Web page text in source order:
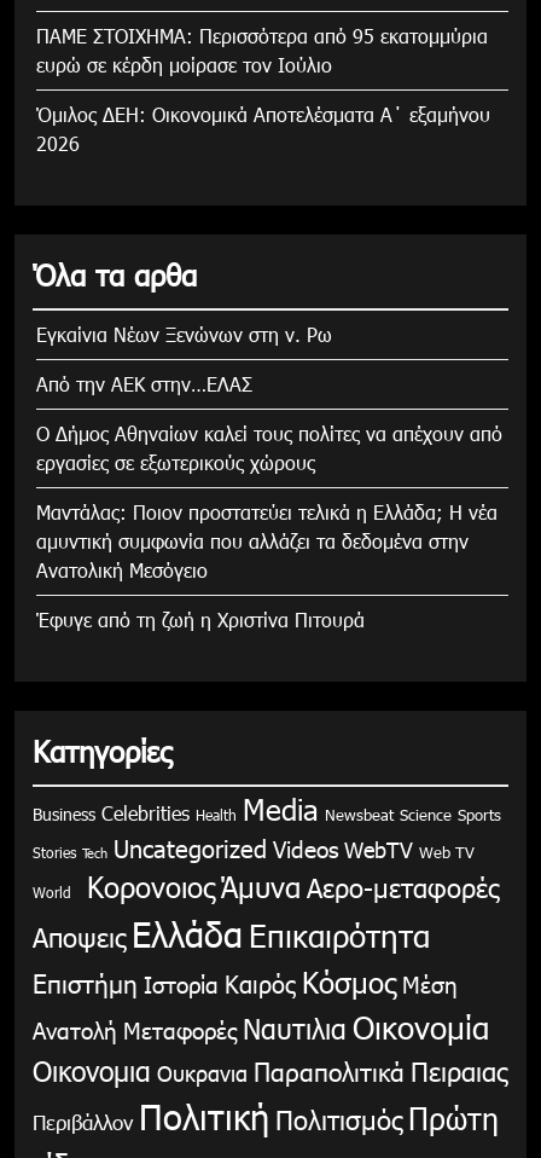
ΠΑΜΕ ΣΤΟΙΧΗΜΑ: Περισσότερα από 95 εκατομμύρια
ευρώ σε κέρδη μοίρασε τον Ιούλιο
Όμιλος ΔΕΗ: Οικονομικά Αποτελέσματα Α΄ εξαμήνου
2026
Όλα τα αρθα
Εγκαίνια Νέων Ξενώνων στη ν. Ρω
Από την ΑΕΚ στην…ΕΛΑΣ
Ο Δήμος Αθηναίων καλεί τους πολίτες να απέχουν από
εργασίες σε εξωτερικούς χώρους
Μαντάλας: Ποιον προστατεύει τελικά η Ελλάδα; Η νέα
αμυντική συμφωνία που αλλάζει τα δεδομένα στην
Ανατολική Μεσόγειο
Έφυγε από τη ζωή η Χριστίνα Πιτουρά
Κατηγορίες
Business Celebrities Health Media Newsbeat Science Sports
Stories Tech Uncategorized Videos WebTV Web TV
World ΚορονοιοςΆμυνα Αερο-μεταφορές
Αποψεις Ελλάδα Επικαιρότητα
Επιστήμη Ιστορία Καιρός Κόσμος Μέση
Ανατολή Μεταφορές Ναυτιλια Οικονομία
Οικονομια Ουκρανια Παραπολιτικά Πειραιας
Περιβάλλον Πολιτική Πολιτισμός Πρώτη